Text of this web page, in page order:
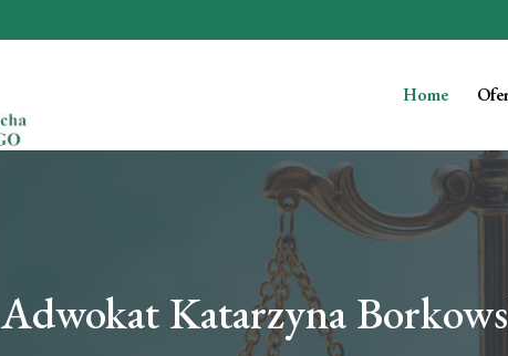
Home
Adwokat Katarzyna